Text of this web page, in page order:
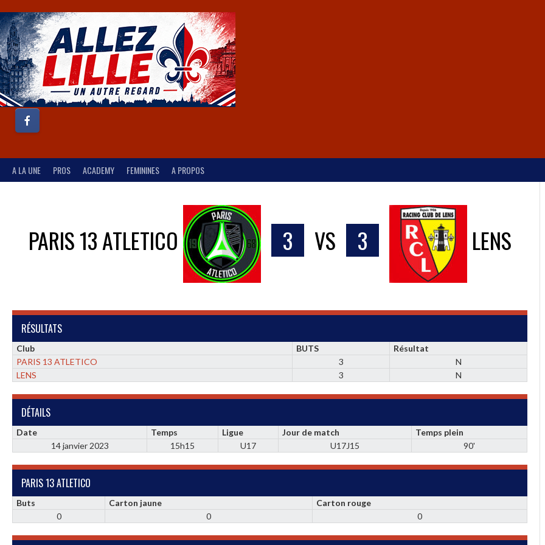
A LA UNE PROS ACADEMY FEMININES A PROPOS
PARIS 13 ATLETICO 3 VS 3 LENS
RÉSULTATS
Club BUTS
Résultat
PARIS 13 ATLETICO
3
N
LENS
3 N
DÉTAILS
Date Temps Ligue Jour de match
Temps plein
14 janvier 2023
15h15 U17 U17J15 90'
PARIS 13 ATLETICO
Buts Carton jaune
Carton rouge
0
0 0